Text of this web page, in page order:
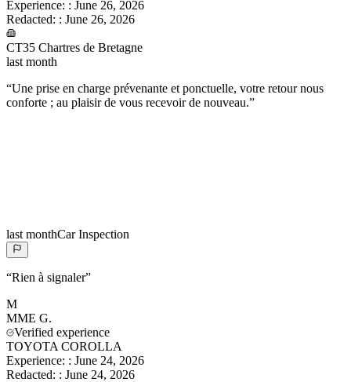
Experience: : June 26, 2026
Redacted: : June 26, 2026
CT35 Chartres de Bretagne
last month
“Une prise en charge prévenante et ponctuelle, votre retour nous
conforte ; au plaisir de vous recevoir de nouveau.”
last monthCar Inspection
“Rien à signaler”
M
MME G.
Verified experience
TOYOTA COROLLA
Experience: : June 24, 2026
Redacted: : June 24, 2026